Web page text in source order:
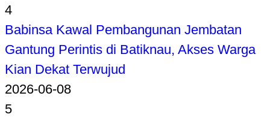
4
Babinsa Kawal Pembangunan Jembatan
Gantung Perintis di Batiknau, Akses Warga
Kian Dekat Terwujud
2026-06-08
5